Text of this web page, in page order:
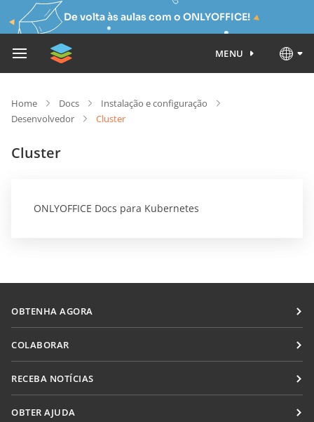
De volta às aulas com o ONLYOFFICE!
MENU
Home Docs
Instalação e configuração
Desenvolvedor
Cluster
Cluster
ONLYOFFICE Docs para Kubernetes
OBTENHA AGORA
Workspace
COLABORAR
Para influenciadores
RECEBA NOTÍCIAS
OBTER AJUDA